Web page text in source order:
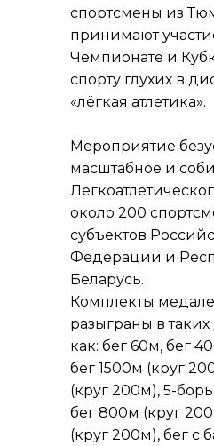
спортсмены из
принимают
Чемпионате и
спорту глухих в
«лёгкая атлетика».
Мероприятие
масштабное и
около 200
субъектов
Федерации и
Беларусь.
Комплекты
разыграны в
как: бег 60м, бег
бег 1500м (круг
(круг 200м), 5-
бег 800м (круг
(круг 200м), бег с